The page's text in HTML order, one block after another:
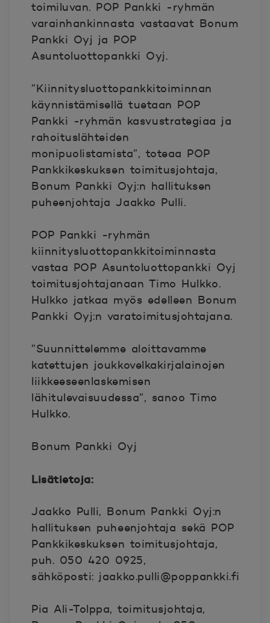
toimiluvan. POP Pankki -ryhmän
varainhankinnasta vastaavat Bonum
Pankki Oyj ja POP
Asuntoluottopankki Oyj.
”Kiinnitysluottopankkitoiminnan
käynnistämisellä tuetaan POP
Pankki -ryhmän kasvustrategiaa ja
rahoituslähteiden
monipuolistamista”, toteaa POP
Pankkikeskuksen toimitusjohtaja,
Bonum Pankki Oyj:n hallituksen
puheenjohtaja Jaakko Pulli.
POP Pankki -ryhmän
kiinnitysluottopankkitoiminnasta
vastaa POP Asuntoluottopankki Oyj
toimitusjohtajanaan Timo Hulkko.
Hulkko jatkaa myös edelleen Bonum
Pankki Oyj:n varatoimitusjohtajana.
”Suunnittelemme aloittavamme
katettujen joukkovelkakirjalainojen
liikkeeseenlaskemisen
lähitulevaisuudessa”, sanoo Timo
Hulkko.
Bonum Pankki Oyj
Lisätietoja:
Jaakko Pulli, Bonum Pankki Oyj:n
hallituksen puheenjohtaja sekä POP
Pankkikeskuksen toimitusjohtaja,
puh. 050 420 0925,
sähköposti: jaakko.pulli@poppankki.fi
Pia Ali-Tolppa, toimitusjohtaja,